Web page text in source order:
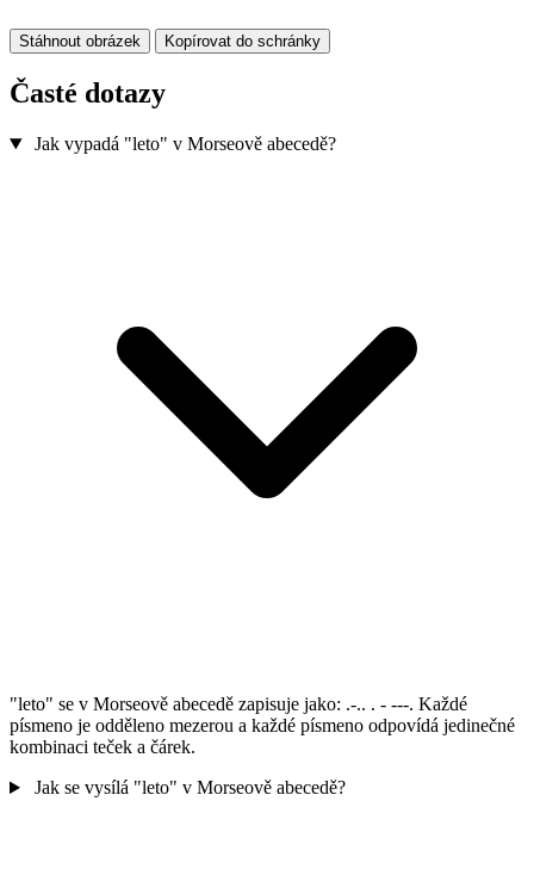
Stáhnout obrázek Kopírovat do schránky
Časté dotazy
Jak vypadá "leto" v Morseově abecedě?
"leto" se v Morseově abecedě zapisuje jako: .-.. . - ---. Každé
písmeno je odděleno mezerou a každé písmeno odpovídá jedinečné
kombinaci teček a čárek.
Jak se vysílá "leto" v Morseově abecedě?